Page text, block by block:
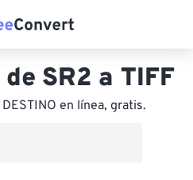
SR2 a TIFF
en línea, gratis.